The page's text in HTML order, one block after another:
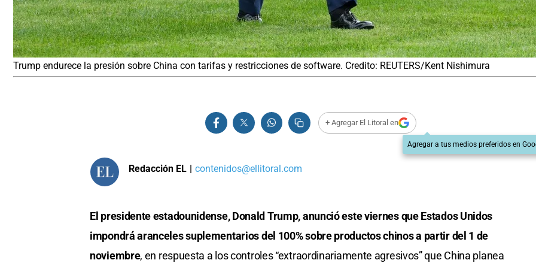
Trump endurece la presión sobre China con tarifas y restricciones de software. Credito: REUTERS/Kent Nishimura
+ Agregar El Litoral en
Agregar a tus medios preferidos en
Redacción EL | contenidos@ellitoral.com
El presidente estadounidense, Donald Trump, anunció este viernes que Estados Unidos
impondrá aranceles suplementarios del 100% sobre productos chinos a partir del 1 de
noviembre, en respuesta a los controles “extraordinariamente agresivos” que China planea